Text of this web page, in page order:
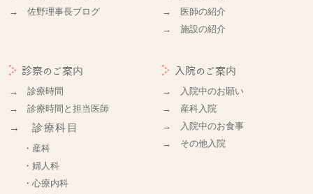
→ 佐野理事長ブログ
→ 医師の紹介
→ 施設の紹介
診察のご案内
→ 診療時間
→ 診療時間と担当医師
→ 診療科目
・産科
・婦人科
・心療内科
入院のご案内
→ 入院中のお願い
→ 産科入院
→ 入院中のお食事
→ その他入院